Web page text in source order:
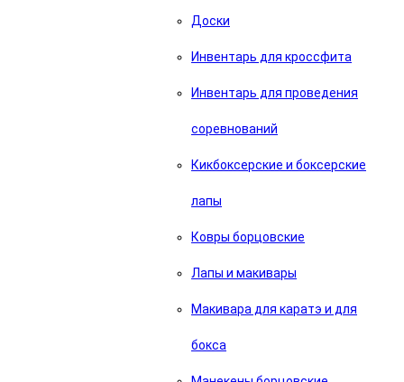
Доски
Инвентарь для кроссфита
Инвентарь для проведения
соревнований
Кикбоксерские и боксерские
лапы
Ковры борцовские
Лапы и макивары
Макивара для каратэ и для
бокса